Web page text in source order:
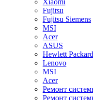
Xiaomi
Fujitsu
Fujitsu Siemens
MSI
Acer
ASUS
Hewlett Packard
Lenovo
MSI
Acer
Ремонт
Ремонт